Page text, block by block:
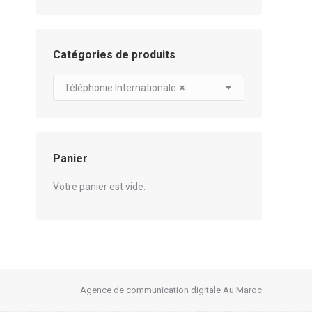
Catégories de produits
×
Téléphonie Internationale
Panier
Votre panier est vide.
Agence de communication digitale Au Maroc